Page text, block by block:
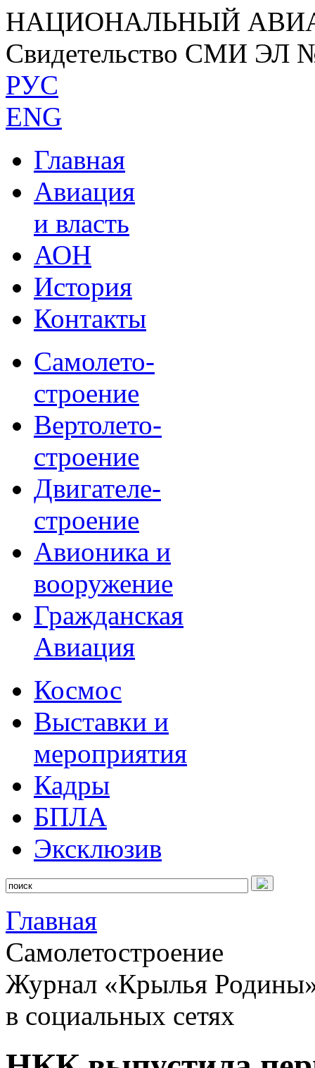
НАЦИОНАЛЬНЫЙ
Свидетельство СМИ ЭЛ
РУС
ENG
Главная
Авиация
и власть
АОН
История
Контакты
Самолето-
строение
Вертолето-
строение
Двигателе-
строение
Авионика и
вооружение
Гражданская
Авиация
Космос
Выставки и
мероприятия
Кадры
БПЛА
Эксклюзив
Главная
Самолетостроение
Журнал «Крылья
в социальных сетях